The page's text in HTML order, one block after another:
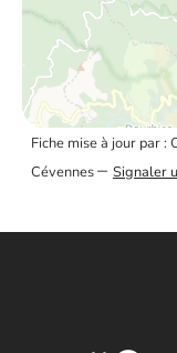
Fiche mise à jour par :
Cévennes– Signaler